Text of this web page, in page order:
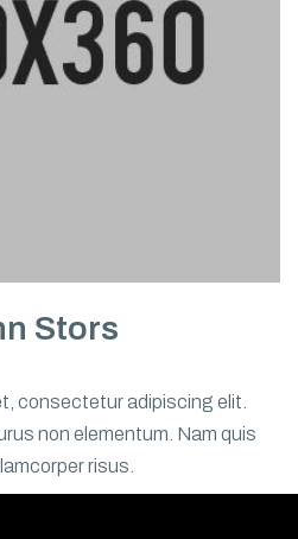
Stors
consectetur adipiscing elit.
non elementum. Nam quis
risus.